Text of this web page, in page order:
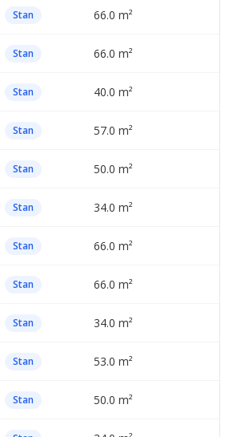
Stan 66.0 m²
Stan 66.0 m²
Stan 40.0 m²
Stan 57.0 m²
Stan 50.0 m²
Stan 34.0 m²
Stan 66.0 m²
Stan 66.0 m²
Stan 34.0 m²
Stan 53.0 m²
Stan 50.0 m²